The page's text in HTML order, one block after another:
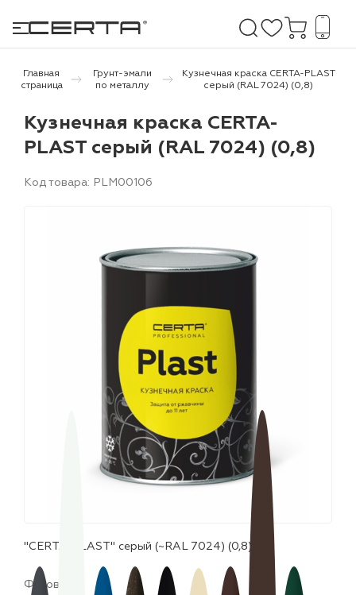
покрытия
и дачи
Главная
страница
Грунт-эмали
по металлу
Кузнечная краска CERTA-PLAST
серый (RAL 7024) (0,8)
Кузнечная краска CERTA-
PLAST серый (RAL 7024) (0,8)
Код товара: PLM00106
"CERTA-PLAST" серый (~RAL 7024) (0,8)
Фасовка: